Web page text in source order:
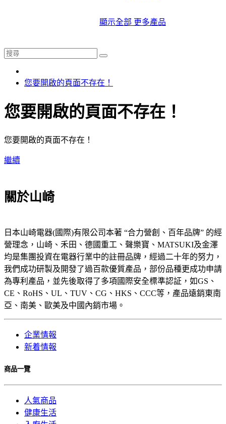
顯示全部 更多產品
您要開啟的頁面不存在！
您要開啟的頁面不存在！
您要開啟的頁面不存在！
繼續
關於山崎
日本山崎電器(國際)有限公司本著 “合力營創、百年品牌” 的經
營理念，山崎、禾田、德國重工、聲樂寶、MATSUKI及金澤
均是集團投資在電器行業中的註冊品牌，經過二十年的努力，
我們成功研製及開發了過百款優質產品，部份品種更成功申請
為專利產品，並先後取得了多項國際安全標準認証，如GS、
CE、RoHS、UL、TUV、CG、HKS、CCC等，產品遠銷東南
亞、南美、歐美及中國內銷市場。
企業情報
新着情報
商品一覽
人氣商品
健康生活